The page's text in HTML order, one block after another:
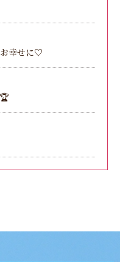
幸せに♡